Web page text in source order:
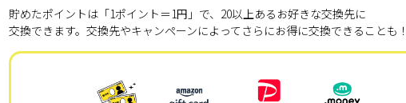
貯めたポイントは「1ポイント＝1円」で、20以上あるお好きな交換先に
交換できます。交換先やキャンペーンによってさらにお得に交換できることも